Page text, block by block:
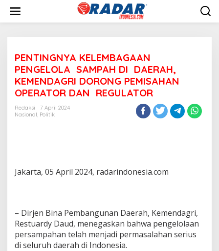
w
PENTINGNYA KELEMBAGAAN
PENGELOLA SAMPAH DI DAERAH,
KEMENDAGRI DORONG PEMISAHAN
OPERATOR DAN REGULATOR
Redaksi
7 April 2024
Nasional, Politik
Jakarta, 05 April 2024, radarindonesia.com
– Dirjen Bina Pembangunan Daerah, Kemendagri,
Restuardy Daud, menegaskan bahwa pengelolaan
persampahan telah menjadi permasalahan serius
di seluruh daerah di Indonesia.